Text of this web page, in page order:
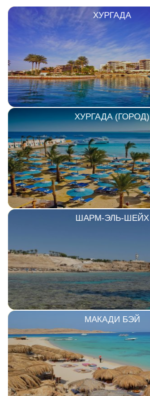
ХУРГАДА
ХУРГАДА (ГОРОД)
ШАРМ-ЭЛЬ-ШЕЙХ
МАКАДИ БЭЙ